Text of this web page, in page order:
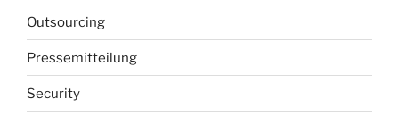
Outsourcing
Pressemitteilung
Security